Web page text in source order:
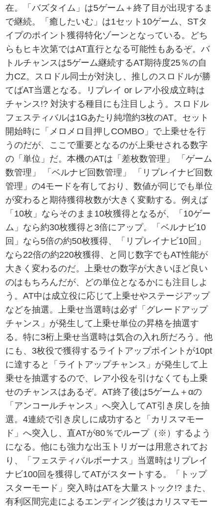
在。「バズタイム」は5ゲーム＋終了目が出現するま
で継続。「癒したいむ」は1セット10ゲーム、STタ
イプのポイント獲得特化ゾーンとなっている。どち
らもヒキ次第ではAT直行となる可能性もあるぞ。バ
トルチャンスは5ゲーム継続するAT期待度25％の自
力CZ。スロドル同士が対決し、推しのスロドルが勝
てばAT当選となる。リプレイ or レア小役成立時は
チャンス!? 対決する種目にも注目しよう。スロドル
フェスティバルは1Gあたり純増約3枚のAT。セット
開始時に「メロメロ目押しCOMBO」で上乗せを行
うのだが、ここで重要となるのが上乗せされる数字
の「単位」だ。本機のATは「差枚数管理」 「ゲーム
数管理」 「ベルナビ回数管理」 「リプレイナビ回数
管理」の4モードを有しており、数値が同じでも単位
が変わると期待獲得枚数が大きく変動する。例えば
「10枚」ならそのまま10枚獲得となるが、「10ゲー
ム」なら約30枚獲得と3倍にアップ。「ベルナビ10
回」なら5倍の約50枚獲得、「リプレイナビ10回」
なら22倍の約220枚獲得、と同じ数字でもAT性能が
大きく変わるのだ。上乗せの数字が大きいほど良い
のはもちろんだが、どの単位となるかにも注目しよ
う。AT中は成立役に応じて上乗せやステージアップ
などを抽選。上乗せ当選時は必ず「グレードアップ
チャンス」が発生して上乗せ単位の昇格を抽選す
る。特に3桁上乗せ当選時は気合の入れ所だろう。他
にも、3枚役で獲得するライトアップポイントが10pt
に達すると「ライトアップチャンス」が発生して上
乗せを抽選するので、レア小役を引けなくても上乗
せのチャンスはあるぞ。AT終了後は5ゲーム＋αの
「アンコールチャンス」へ突入してAT引き戻しを抽
選。4連続で引き戻しに成功すると「カリスマモー
ド」へ突入し、直ATが80％でループ（※）するよう
になる。他にも強力な出玉トリガーは用意されてお
り、「フェスティバルボーナス」当選時はリプレイ
ナビ100回を獲得してATがスタートする。「トップ
スターモード」突入時はATを大量ストック!? また、
有利区間完走によるエンディング後はカリスマモー